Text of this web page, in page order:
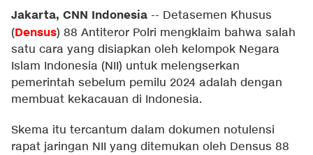
Jakarta, CNN Indonesia -- Detasemen Khusus
(Densus) 88 Antiteror Polri mengklaim bahwa salah
satu cara yang disiapkan oleh kelompok Negara
Islam Indonesia (NII) untuk melengserkan
pemerintah sebelum pemilu 2024 adalah dengan
membuat kekacauan di Indonesia.
Skema itu tercantum dalam dokumen notulensi
rapat jaringan NII yang ditemukan oleh Densus 88